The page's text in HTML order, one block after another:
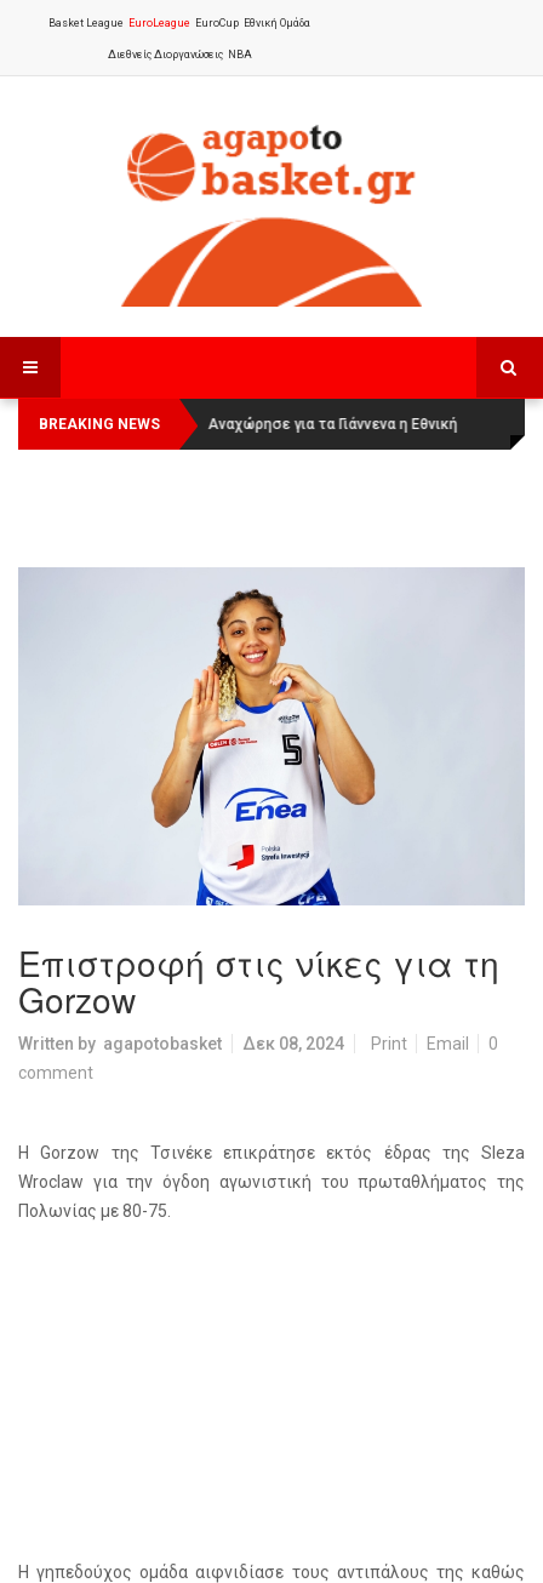
Basket League EuroLeague EuroCup Εθνική Ομάδα
Διεθνείς Διοργανώσεις NBA
BREAKING NEWS
Οι Πάνθηρες Καβάλας στην Women
Basketball League 1
Αναχώρησε για τα Γιάννενα η Εθνική
Γυναικών:
Επιστροφή στις νίκες για τη
Gorzow
Written by agapotobasket Δεκ 08, 2024 Print Email
0
comment
Η Gorzow της Τσινέκε επικράτησε εκτός έδρας της Sleza
Wroclaw για την όγδοη αγωνιστική του πρωταθλήματος της
Πολωνίας με 80-75.
Η γηπεδούχος ομάδα αιφνιδίασε τους αντιπάλους της καθώς